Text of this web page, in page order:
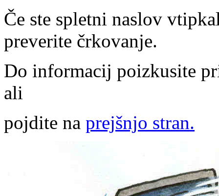
Če ste spletni naslov
preverite črkovanje.
Do informacij poizkusite
ali
pojdite na prejšnjo stran.